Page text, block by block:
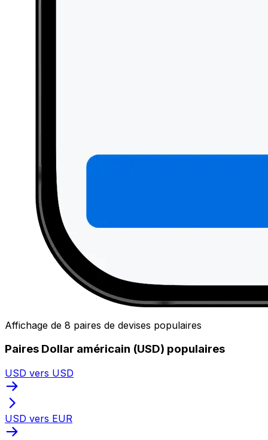
Affichage de 8 paires de devises populaires
Paires Dollar américain (USD) populaires
USD vers USD
USD vers EUR